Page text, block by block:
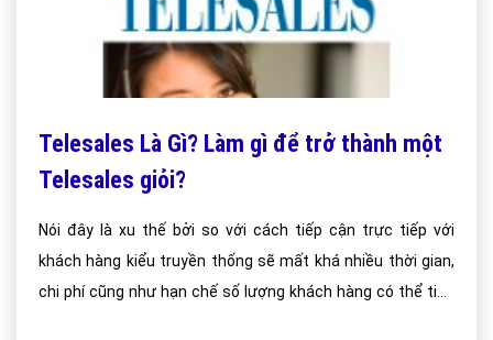
Telesales Là Gì? Làm gì để trở thành một
Telesales giỏi?
Nói đây là xu thế bởi so với cách tiếp cận trực tiếp với
khách hàng kiểu truyền thống sẽ mất khá nhiều thời gian,
chi phí cũng như hạn chế số lượng khách hàng có thể tiếp